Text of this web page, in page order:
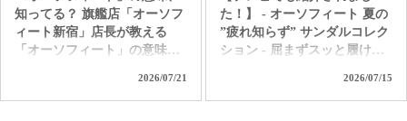
知ってる？ 旗艦店「オーソフ
ィート新宿」店長が教える
「オーソフィート」の意味。
体工学」をバックグラウンド
2026/07/21
た！】 - オーソフィート 夏の
”疲れ知らず” サンダルコレク
ション - 屈まずスッと履け
をサポート。 汗ばむ季節も1
2026/07/15